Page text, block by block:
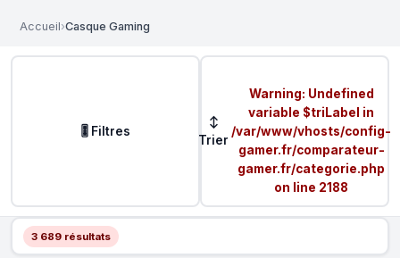
Accueil›Casque Gaming
🎚️ Filtres
↕
Trier
Warning: Undefined
variable $triLabel in
/var/www/vhosts/config-
gamer.fr/comparateur-
gamer.fr/categorie.php
on line 2188
3 689 résultats